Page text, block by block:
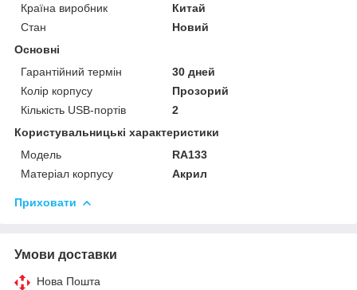
Країна виробник
Китай
Стан
Новий
Основні
Гарантійний термін
30 дней
Колір корпусу
Прозорий
Кількість USB-портів
2
Користувальницькі характеристики
Модель
RA133
Матеріал корпусу
Акрил
Приховати
Умови доставки
Нова Пошта